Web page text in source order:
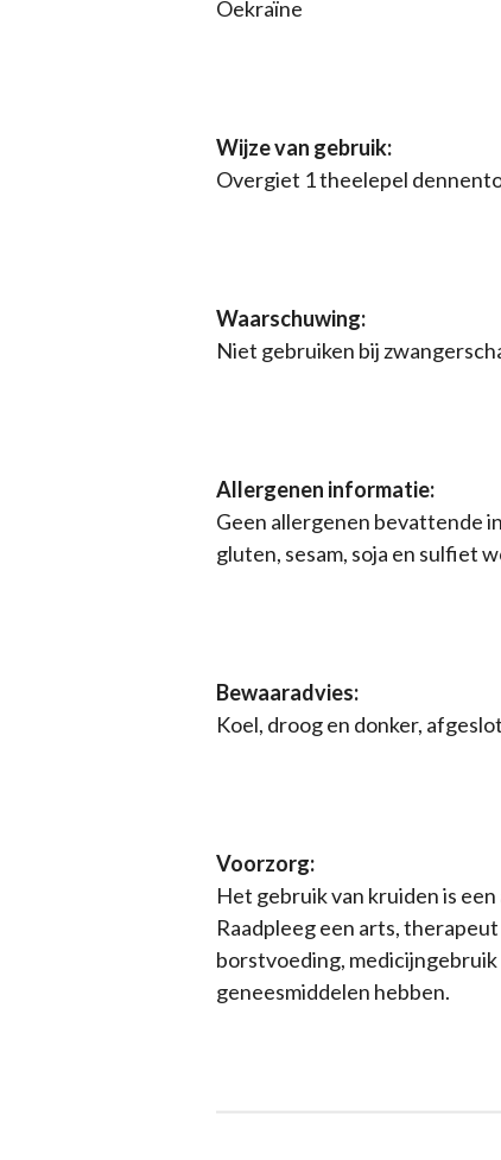
Oekraïne
Wijze van gebruik:
Overgiet 1 theelepel
Waarschuwing:
Niet gebruiken bij
Allergenen informatie:
Geen allergenen bevattende
gluten, sesam, soja en sulfiet
Bewaaradvies:
Koel, droog en donker,
Voorzorg:
Het gebruik van kruiden is
Raadpleeg een arts,
borstvoeding,
geneesmiddelen hebben.